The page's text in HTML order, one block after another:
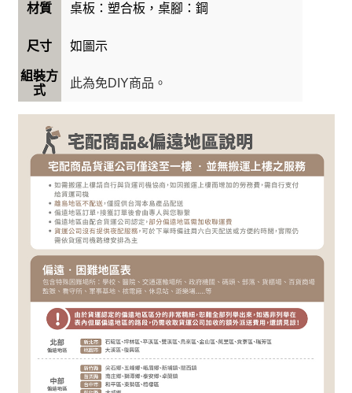
材質 桌板：塑合板，桌腳：鋼
尺寸 如圖示
組裝方
式
此為免DIY商品。